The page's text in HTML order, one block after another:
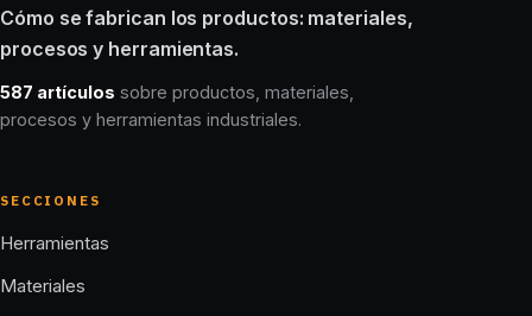
Cómo se fabrican los productos: materiales,
procesos y herramientas.
587 artículos sobre productos, materiales,
procesos y herramientas industriales.
SECCIONES
Herramientas
Materiales